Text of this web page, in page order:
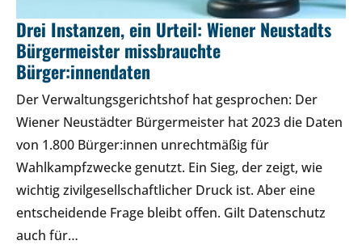
Drei Instanzen, ein Urteil: Wiener Neustadts
Bürgermeister missbrauchte
Bürger:innendaten
Der Verwaltungsgerichtshof hat gesprochen: Der
Wiener Neustädter Bürgermeister hat 2023 die Daten
von 1.800 Bürger:innen unrechtmäßig für
Wahlkampfzwecke genutzt. Ein Sieg, der zeigt, wie
wichtig zivilgesellschaftlicher Druck ist. Aber eine
entscheidende Frage bleibt offen. Gilt Datenschutz
auch für…